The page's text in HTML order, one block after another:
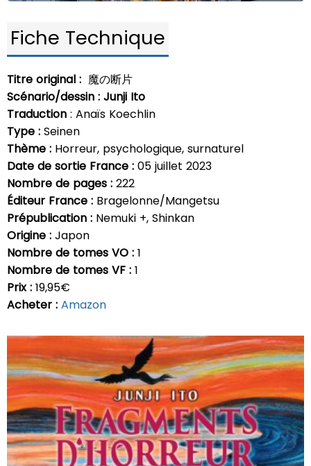
Fiche Technique
Titre original : 魔の断片
Scénario/dessin : Junji Ito
Traduction : Anaïs Koechlin
Type : Seinen
Thème : Horreur, psychologique, surnaturel
Date de sortie France : 05 juillet 2023
Nombre de pages : 222
Éditeur France : Bragelonne/Mangetsu
Prépublication : Nemuki +, Shinkan
Origine : Japon
Nombre de tomes VO : 1
Nombre de tomes VF : 1
Prix : 19,95€
Acheter : Amazon